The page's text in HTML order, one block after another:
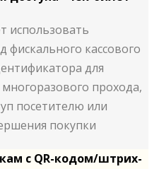
использовать
фискального кассового
для
прохода,
посетителю или
покупки
с QR-кодом/штрих-